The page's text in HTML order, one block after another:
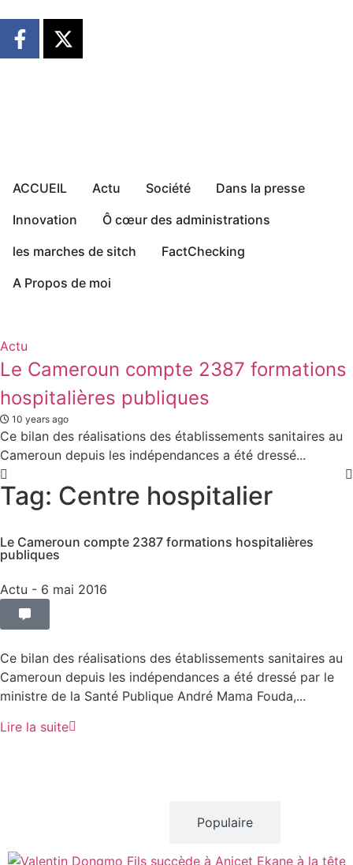
ACCUEIL Actu Société
Dans la presse
Innovation
Ô cœur des administrations
les marches de sitch
FactChecking
A Propos de moi
Actu
Le Cameroun compte 2387 formations
hospitalières publiques
10 years ago
Ce bilan des réalisations des établissements sanitaires au
Cameroun depuis les indépendances a été dressé...
Tag: Centre hospitalier
Le Cameroun compte 2387 formations hospitalières
publiques
Actu - 6 mai 2016
Ce bilan des réalisations des établissements sanitaires au
Cameroun depuis les indépendances a été dressé par le
ministre de la Santé Publique André Mama Fouda,...
Lire la suite
Populaire